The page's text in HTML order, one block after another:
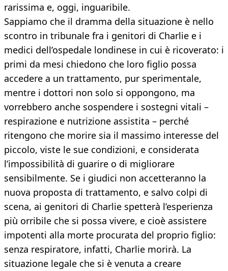
rarissima e, oggi, inguaribile.
Sappiamo che il dramma della situazione è nello
scontro in tribunale fra i genitori di Charlie e i
medici dell’ospedale londinese in cui è ricoverato: i
primi da mesi chiedono che loro figlio possa
accedere a un trattamento, pur sperimentale,
mentre i dottori non solo si oppongono, ma
vorrebbero anche sospendere i sostegni vitali –
respirazione e nutrizione assistita – perché
ritengono che morire sia il massimo interesse del
piccolo, viste le sue condizioni, e considerata
l’impossibilità di guarire o di migliorare
sensibilmente. Se i giudici non accetteranno la
nuova proposta di trattamento, e salvo colpi di
scena, ai genitori di Charlie spetterà l’esperienza
più orribile che si possa vivere, e cioè assistere
impotenti alla morte procurata del proprio figlio:
senza respiratore, infatti, Charlie morirà. La
situazione legale che si è venuta a creare